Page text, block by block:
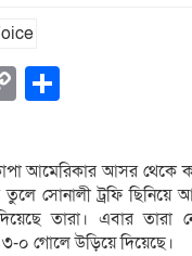
Copy
আমেরিকার আসর থেকে
ট্রফি ছিনিয়ে
তারা। এবার তারা
০ গোলে উড়িয়ে দিয়েছে।